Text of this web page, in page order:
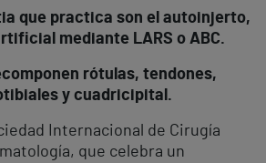
que practica son el autoinjerto,
mediante LARS o ABC.
rótulas, tendones,
y cuadricipital.
Internacional de Cirugía
que celebra un